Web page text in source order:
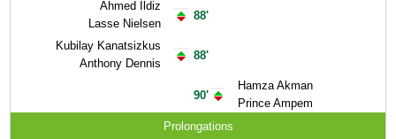
Ahmed Ildiz
Lasse Nielsen
Kubilay Kanatsizkus
Anthony Dennis
88'
88'
90'
Hamza Akman
Prince Ampem
Prolongations